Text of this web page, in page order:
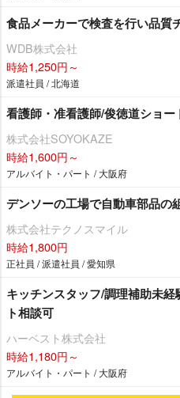
食品メーカーで検査を行い品質
WDB株式会社
時給1,250円～
派遣社員 / 北海道
看護師・准看護師/俊徳道ショ
株式会社SOYOKAZE
時給1,600円～
アルバイト・パート / 大阪府
デンソーの工場で自動車部品の
株式会社テクノスマイル
時給1,800円
正社員 / 派遣社員 / 愛知県
キッチンスタッフ/調理補助未
ト相談可
ハーベスト株式会社
時給1,180円～
アルバイト・パート / 大阪府